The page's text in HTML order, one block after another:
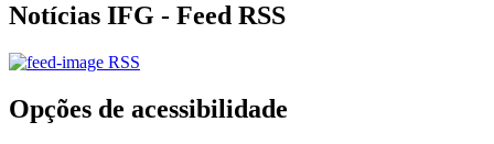
Notícias IFG - Feed RSS
RSS
Opções de acessibilidade